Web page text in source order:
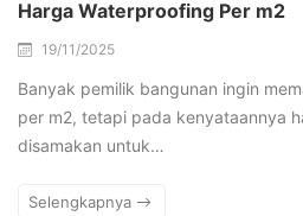
Harga Waterproofing Per m2
19/11/2025
Banyak pemilik bangunan ingin
per m2, tetapi pada kenyataannya
disamakan untuk…
Selengkapnya